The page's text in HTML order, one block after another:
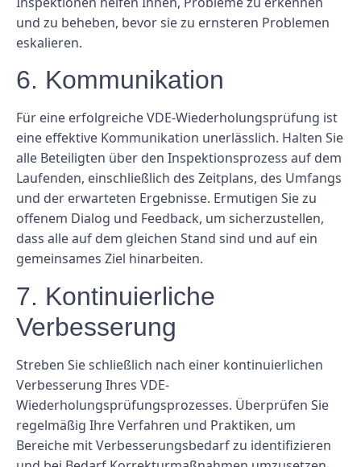
und zu beheben, bevor sie zu ernsteren Problemen
eskalieren.
6. Kommunikation
Für eine erfolgreiche VDE-Wiederholungsprüfung ist
eine effektive Kommunikation unerlässlich. Halten Sie
alle Beteiligten über den Inspektionsprozess auf dem
Laufenden, einschließlich des Zeitplans, des Umfangs
und der erwarteten Ergebnisse. Ermutigen Sie zu
offenem Dialog und Feedback, um sicherzustellen,
dass alle auf dem gleichen Stand sind und auf ein
gemeinsames Ziel hinarbeiten.
7. Kontinuierliche
Verbesserung
Streben Sie schließlich nach einer kontinuierlichen
Verbesserung Ihres VDE-
Wiederholungsprüfungsprozesses. Überprüfen Sie
regelmäßig Ihre Verfahren und Praktiken, um
Bereiche mit Verbesserungsbedarf zu identifizieren